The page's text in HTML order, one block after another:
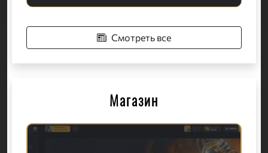
Смотреть все
Магазин